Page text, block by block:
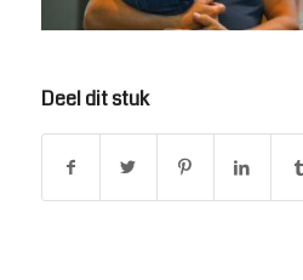
Deel dit stuk